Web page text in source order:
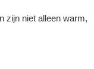
zijn niet alleen warm,